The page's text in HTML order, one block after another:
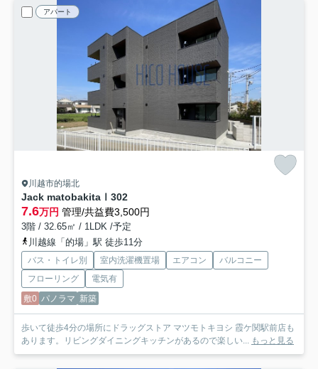
アパート
川越市的場北
Jack matobakitaⅠ 302
7.6万円 管理/共益費3,500円
3階 / 32.65㎡ / 1LDK /予定
川越線「的場」駅 徒歩11分
バス・トイレ別 室内洗濯機置場 エアコン
バルコニー
フローリング
電気有
敷0 パノラマ 新築
歩いて徒歩4分の場所にドラッグストア マツモトキヨシ 霞ケ関駅前店も
あります。リビングダイニングキッチンがあるので楽しい... もっと見る